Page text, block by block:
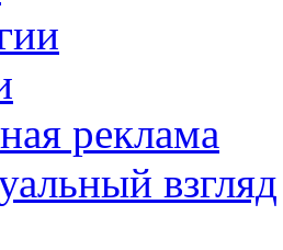
реклама
взгляд